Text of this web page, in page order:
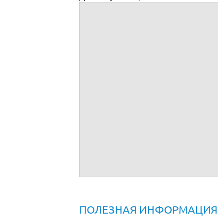
ПОЛЕЗНАЯ ИНФОРМАЦИЯ